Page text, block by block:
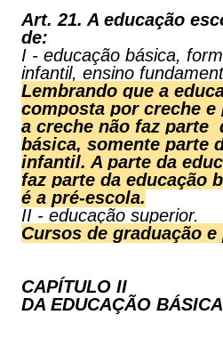
Art. 21. A educação
de:
I - educação básica,
infantil, ensino
Lembrando que a
composta por creche e
a creche não faz parte
básica, somente parte
infantil. A parte da
faz parte da educação
é a pré-escola.
II - educação superior.
Cursos de graduação
CAPÍTULO II
DA EDUCAÇÃO BÁSICA